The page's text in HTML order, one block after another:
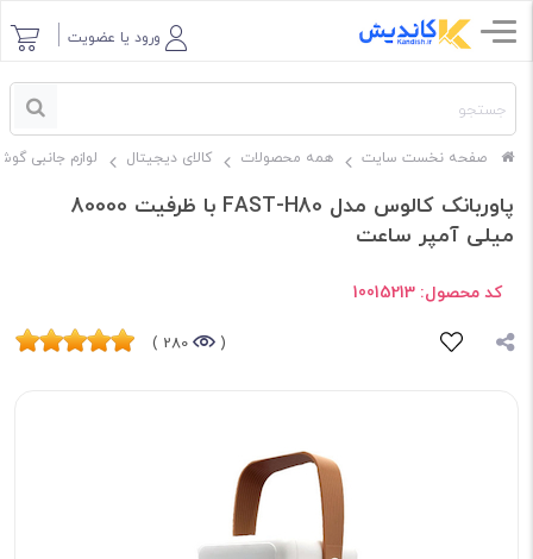
ورود یا عضویت
صفحه نخست سایت همه محصولات کالای دیجیتال لوازم جانبی
پاوربانک کالوس مدل FAST-H80 با ظرفیت 80000
میلی آمپر ساعت
کد محصول: 10015213
(
280 )